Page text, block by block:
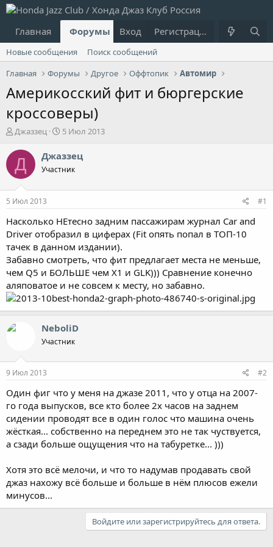
Главная Форумы Что нового?
Вход Регистрация
Новые сообщения
Поиск сообщений
Главная
Форумы Другое Оффтопик Автомир
Америкосский фит и бюргерские
кроссоверы)
А
т
о
р
е
м
ы
Джаззец
Д
т
н
л
5 Июл 2013
Д Джаззец
Участник
5 Июл 2013 #1
Насколько НЕтесно задним пассажирам журнал Car and
Driver отобразил в циферах (Fit опять попал в ТОП-10
тачек в данном издании).
Забавно смотреть, что фит предлагает места не меньше,
чем Q5 и БОЛЬШЕ чем X1 и GLK))) Сравнение конечно
аляповатое и не совсем к месту, но забавно.
NeboliD
Участник
9 Июл 2013 #2
Один фиг что у меня на джазе 2011, что у отца на 2007-
го года выпусков, все кто более 2х часов на заднем
сидении проводят все в один голос что машина очень
жёсткая... собственно на переднем это не так чуствуется,
а сзади больше ощущения что на табуретке... )))
Хотя это всё мелочи, и что то надумав продавать свой
джаз нахожу всё больше и больше в нём плюсов ежели
минусов...
Войдите или зарегистрируйтесь для ответа.